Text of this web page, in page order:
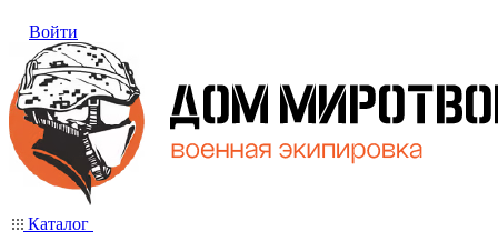
Войти
Каталог